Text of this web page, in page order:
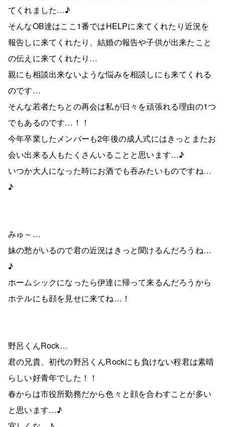
てくれました…♪
そんなOB達はここ1番ではHELPに来てくれたり近況を
報告しに来てくれたり、結婚の報告や子供が出来たこと
の伝えに来てくれたり…
親にも相談出来ないような悩みを相談しにも来てくれる
のです…
そんな若者たちとの再会は私が日々を頑張れる理由の1つ
でもあるのです…！！
今年卒業したメンバーも2年後の成人式にはきっとまたお
会い出来る人もたくさんいることと思います…♪
いつか大人になった時にお酒でも吞みたいものですね…
♪
みゅ～…
妹の愁がいるので君の近況はきっと聞けるんだろうね…
♪
ホームシックになったら伊達に帰って来るんだろうから
ホテルにも顔を見せに来てね…！
野呂くんRock…
君の兄貴、初代の野呂くんRockにも負けない程君は素晴
らしい好青年でした！！
春からは市役所勤務だから色々と顔を合わすことが多い
と思います…♪